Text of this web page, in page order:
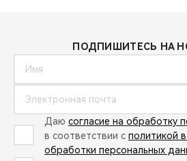
ПОДПИШИТЕСЬ НА
Даю согласие на обработку
в соответствии с политикой
обработки персональных